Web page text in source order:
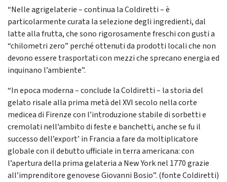
“Nelle agrigelaterie – continua la Coldiretti – è
particolarmente curata la selezione degli ingredienti, dal
latte alla frutta, che sono rigorosamente freschi con gusti a
“chilometri zero” perché ottenuti da prodotti locali che non
devono essere trasportati con mezzi che sprecano energia ed
inquinano l’ambiente”.
“In epoca moderna – conclude la Coldiretti – la storia del
gelato risale alla prima metà del XVI secolo nella corte
medicea di Firenze con l’introduzione stabile di sorbetti e
cremolati nell’ambito di feste e banchetti, anche se fu il
successo dell’export’ in Francia a fare da moltiplicatore
globale con il debutto ufficiale in terra americana: con
l’apertura della prima gelateria a New York nel 1770 grazie
all’imprenditore genovese Giovanni Bosio”. (fonte Coldiretti)